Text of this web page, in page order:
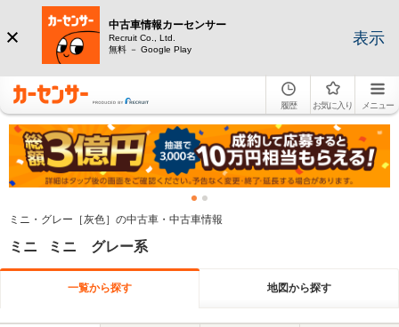
中古車情報カーセンサー
Recruit Co., Ltd.
無料 － Google Play
表示
履歴 お気に入り メニュー
ミニ・グレー［灰色］の中古車・中古車情報
ミニ ミニ グレー系
一覧から探す 地図から探す